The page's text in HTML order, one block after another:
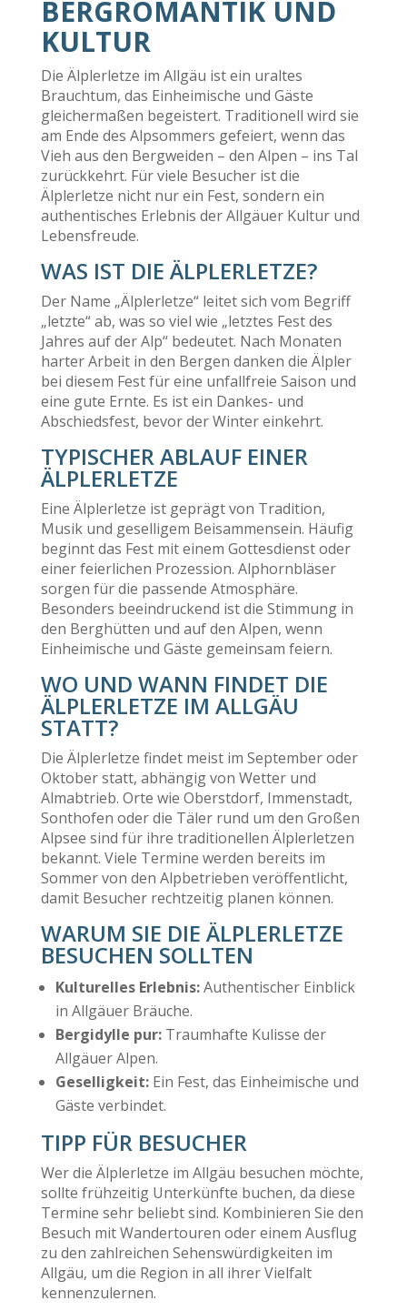
BERGROMANTIK UND
KULTUR
Die Älplerletze im Allgäu ist ein uraltes
Brauchtum, das Einheimische und Gäste
gleichermaßen begeistert. Traditionell wird sie
am Ende des Alpsommers gefeiert, wenn das
Vieh aus den Bergweiden – den Alpen – ins Tal
zurückkehrt. Für viele Besucher ist die
Älplerletze nicht nur ein Fest, sondern ein
authentisches Erlebnis der Allgäuer Kultur und
Lebensfreude.
WAS IST DIE ÄLPLERLETZE?
Der Name „Älplerletze“ leitet sich vom Begriff
„letzte“ ab, was so viel wie „letztes Fest des
Jahres auf der Alp“ bedeutet. Nach Monaten
harter Arbeit in den Bergen danken die Älpler
bei diesem Fest für eine unfallfreie Saison und
eine gute Ernte. Es ist ein Dankes- und
Abschiedsfest, bevor der Winter einkehrt.
TYPISCHER ABLAUF EINER
ÄLPLERLETZE
Eine Älplerletze ist geprägt von Tradition,
Musik und geselligem Beisammensein. Häufig
beginnt das Fest mit einem Gottesdienst oder
einer feierlichen Prozession. Alphornbläser
sorgen für die passende Atmosphäre.
Besonders beeindruckend ist die Stimmung in
den Berghütten und auf den Alpen, wenn
Einheimische und Gäste gemeinsam feiern.
WO UND WANN FINDET DIE
ÄLPLERLETZE IM ALLGÄU
STATT?
Die Älplerletze findet meist im September oder
Oktober statt, abhängig von Wetter und
Almabtrieb. Orte wie Oberstdorf, Immenstadt,
Sonthofen oder die Täler rund um den Großen
Alpsee sind für ihre traditionellen Älplerletzen
bekannt. Viele Termine werden bereits im
Sommer von den Alpbetrieben veröffentlicht,
damit Besucher rechtzeitig planen können.
WARUM SIE DIE ÄLPLERLETZE
BESUCHEN SOLLTEN
Kulturelles Erlebnis:Authentischer Einblick
in Allgäuer Bräuche.
Bergidylle pur:Traumhafte Kulisse der
Allgäuer Alpen.
Geselligkeit:Ein Fest, das Einheimische und
Gäste verbindet.
TIPP FÜR BESUCHER
Wer die Älplerletze im Allgäu besuchen möchte,
sollte frühzeitig Unterkünfte buchen, da diese
Termine sehr beliebt sind. Kombinieren Sie den
Besuch mit Wandertouren oder einem Ausflug
zu den zahlreichen Sehenswürdigkeiten im
Allgäu, um die Region in all ihrer Vielfalt
kennenzulernen.